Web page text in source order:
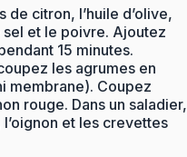
de citron, l’huile d’olive,
et le poivre. Ajoutez
15 minutes.
les agrumes en
membrane). Coupez
rouge. Dans un saladier,
et les crevettes